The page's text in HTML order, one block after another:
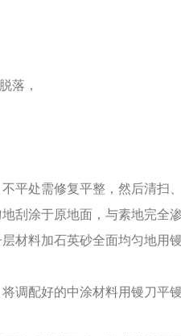
落，
处需修复平整，然后清扫、
涂于原地面，与素地完全渗
料加石英砂全面均匀地用
配好的中涂材料用镘刀平